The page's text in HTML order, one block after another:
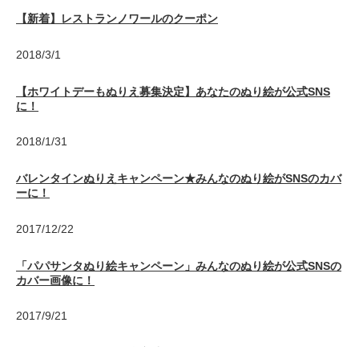
【新着】レストランノワールのクーポン
2018/3/1
【ホワイトデーもぬりえ募集決定】あなたのぬり絵が公式SNS
に！
2018/1/31
バレンタインぬりえキャンペーン★みんなのぬり絵がSNSのカバ
ーに！
2017/12/22
「パパサンタぬり絵キャンペーン」みんなのぬり絵が公式SNSの
カバー画像に！
2017/9/21